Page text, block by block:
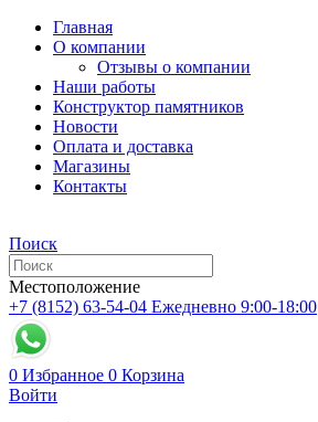
Главная
О компании
Отзывы о компании
Наши работы
Конструктор памятников
Новости
Оплата и доставка
Магазины
Контакты
Поиск
Местоположение
+7 (8152) 63-54-04 Ежедневно 9:00-18:00
0 Избранное 0 Корзина
Войти